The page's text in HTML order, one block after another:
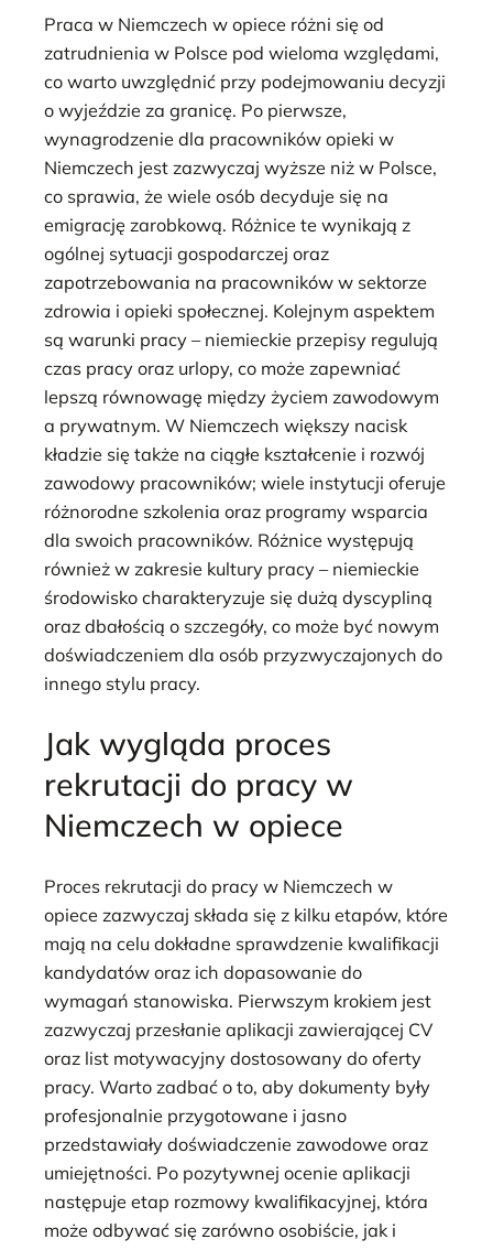
Praca w Niemczech w opiece różni się od
zatrudnienia w Polsce pod wieloma względami,
co warto uwzględnić przy podejmowaniu decyzji
o wyjeździe za granicę. Po pierwsze,
wynagrodzenie dla pracowników opieki w
Niemczech jest zazwyczaj wyższe niż w Polsce,
co sprawia, że wiele osób decyduje się na
emigrację zarobkową. Różnice te wynikają z
ogólnej sytuacji gospodarczej oraz
zapotrzebowania na pracowników w sektorze
zdrowia i opieki społecznej. Kolejnym aspektem
są warunki pracy – niemieckie przepisy regulują
czas pracy oraz urlopy, co może zapewniać
lepszą równowagę między życiem zawodowym
a prywatnym. W Niemczech większy nacisk
kładzie się także na ciągłe kształcenie i rozwój
zawodowy pracowników; wiele instytucji oferuje
różnorodne szkolenia oraz programy wsparcia
dla swoich pracowników. Różnice występują
również w zakresie kultury pracy – niemieckie
środowisko charakteryzuje się dużą dyscypliną
oraz dbałością o szczegóły, co może być nowym
doświadczeniem dla osób przyzwyczajonych do
innego stylu pracy.
Jak wygląda proces
rekrutacji do pracy w
Niemczech w opiece
Proces rekrutacji do pracy w Niemczech w
opiece zazwyczaj składa się z kilku etapów, które
mają na celu dokładne sprawdzenie kwalifikacji
kandydatów oraz ich dopasowanie do
wymagań stanowiska. Pierwszym krokiem jest
zazwyczaj przesłanie aplikacji zawierającej CV
oraz list motywacyjny dostosowany do oferty
pracy. Warto zadbać o to, aby dokumenty były
profesjonalnie przygotowane i jasno
przedstawiały doświadczenie zawodowe oraz
umiejętności. Po pozytywnej ocenie aplikacji
następuje etap rozmowy kwalifikacyjnej, która
może odbywać się zarówno osobiście, jak i